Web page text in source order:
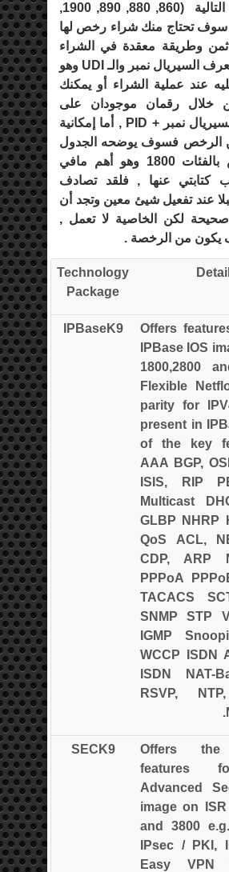
تشمل الفئات التالية (860, 880, 890, 1900,
3900) سوف تحتاج منك شراء رخص لها
وطريقة معقدة في الشراء
تتطلب منك معرف السيريال نمبر والـ UDI وهو
عند عملية الشراء أو يمكنك
خلال رقمان موجودان على
الروتر وهما السيريال نمبر + PID , أما إمكانية
فسوف يوضحه الجدول
بالفئات1800 وهو أهم مافي
كتابتي عنها , فلقد تصادف
عند تفعيل شيئ معين وتجد أن
لكن الخاصية لا تعمل ,
من الرخصة .
Technology
Package
Offers
IPBase IOS
1800,2800
Flexible
parity for
present in
of the key
AAA BGP,
ISIS, RIP
Multicast
GLBP NHRP
QoS ACL,
CDP, ARP
PPPoA
TACACS
SNMP STP
IGMP
WCCP ISDN
ISDN NAT-
RSVP,
IPBaseK9
Offers the
features
Advanced
image on ISR
and 3800
IPsec / PKI,
Easy VPN
SECK9